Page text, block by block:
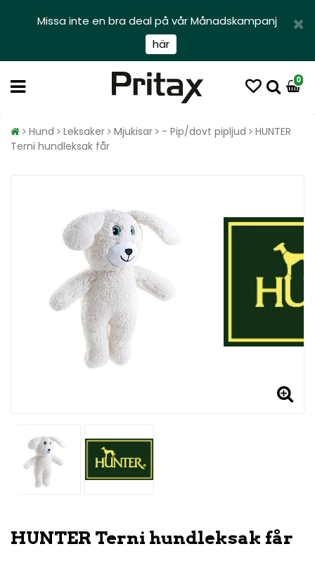
Missa inte en bra deal på vår Månadskampanj
här
0
Hund Leksaker Mjukisar - Pip/dovt pipljud
HUNTER
Terni hundleksak får
HUNTER Terni hundleksak får